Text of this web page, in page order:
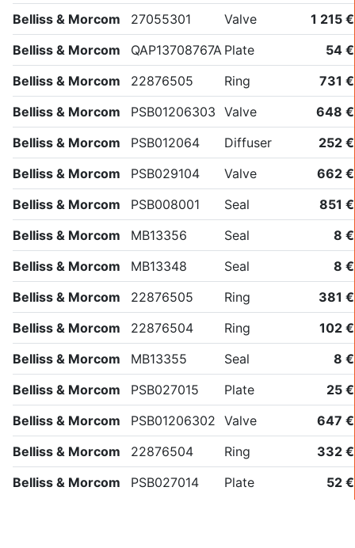
Belliss & Morcom
27055301 Valve
1 215 €
Belliss & Morcom
QAP13708767A Plate
54 €
Belliss & Morcom
22876505 Ring
731 €
Belliss & Morcom
PSB01206303 Valve
648 €
Belliss & Morcom
PSB012064 Diffuser
252 €
Belliss & Morcom
PSB029104 Valve
662 €
Belliss & Morcom
PSB008001 Seal
851 €
Belliss & Morcom
MB13356 Seal
8 €
Belliss & Morcom
MB13348 Seal
8 €
Belliss & Morcom
22876505 Ring
381 €
Belliss & Morcom
22876504 Ring
102 €
Belliss & Morcom
MB13355 Seal
8 €
Belliss & Morcom
PSB027015 Plate
25 €
Belliss & Morcom
PSB01206302 Valve
647 €
Belliss & Morcom
22876504 Ring
332 €
Belliss & Morcom
PSB027014 Plate 52 €